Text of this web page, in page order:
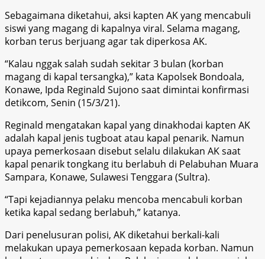
Sebagaimana diketahui, aksi kapten AK yang mencabuli
siswi yang magang di kapalnya viral. Selama magang,
korban terus berjuang agar tak diperkosa AK.
“Kalau nggak salah sudah sekitar 3 bulan (korban
magang di kapal tersangka),” kata Kapolsek Bondoala,
Konawe, Ipda Reginald Sujono saat dimintai konfirmasi
detikcom, Senin (15/3/21).
Reginald mengatakan kapal yang dinakhodai kapten AK
adalah kapal jenis tugboat atau kapal penarik. Namun
upaya pemerkosaan disebut selalu dilakukan AK saat
kapal penarik tongkang itu berlabuh di Pelabuhan Muara
Sampara, Konawe, Sulawesi Tenggara (Sultra).
“Tapi kejadiannya pelaku mencoba mencabuli korban
ketika kapal sedang berlabuh,” katanya.
Dari penelusuran polisi, AK diketahui berkali-kali
melakukan upaya pemerkosaan kepada korban. Namun